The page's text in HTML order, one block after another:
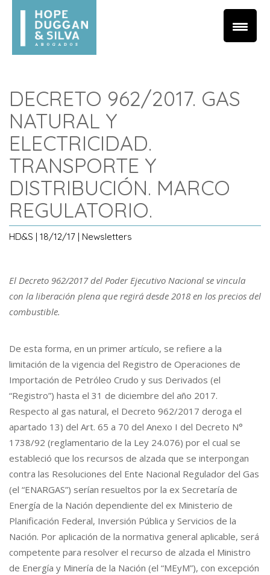
DECRETO 962/2017. GAS
NATURAL Y
ELECTRICIDAD.
TRANSPORTE Y
DISTRIBUCIÓN. MARCO
REGULATORIO.
HD&S | 18/12/17 | Newsletters
El Decreto 962/2017 del Poder Ejecutivo Nacional se vincula
con la liberación plena que regirá desde 2018 en los precios del
combustible.
De esta forma, en un primer artículo, se refiere a la
limitación de la vigencia del Registro de Operaciones de
Importación de Petróleo Crudo y sus Derivados (el
“Registro”) hasta el 31 de diciembre del año 2017.
Respecto al gas natural, el Decreto 962/2017 deroga el
apartado 13) del Art. 65 a 70 del Anexo I del Decreto N°
1738/92 (reglamentario de la Ley 24.076) por el cual se
estableció que los recursos de alzada que se interpongan
contra las Resoluciones del Ente Nacional Regulador del Gas
(el “ENARGAS”) serían resueltos por la ex Secretaría de
Energía de la Nación dependiente del ex Ministerio de
Planificación Federal, Inversión Pública y Servicios de la
Nación. Por aplicación de la normativa general aplicable, será
competente para resolver el recurso de alzada el Ministro
de Energía y Minería de la Nación (el “MEyM”), con excepción